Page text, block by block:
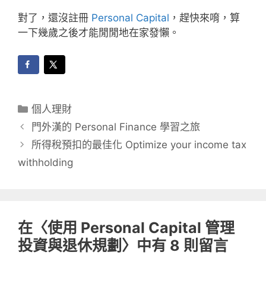
對了，還沒註冊 Personal Capital ，趕快來唷，算
一下幾歲之後才能閒閒地在家發懶。
分
類
個人理財
門外漢的 Personal Finance 學習之旅
所得稅預扣的最佳化 Optimize your income tax
withholding
在〈使用 Personal Capital 管理
投資與退休規劃〉中有 8 則留言